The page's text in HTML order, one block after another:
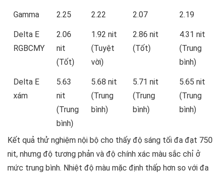
Gamma 2.25 2.22 2.07 2.19
Delta E
RGBCMY
2.06
nit
(Tốt)
1.92 nit
(Tuyệt
vời)
2.86 nit
(Tốt)
4.31 nit
(Trung
bình)
Delta E
xám
5.63
nit
(Trung
bình)
5.68 nit
(Trung
bình)
5.71 nit
(Trung
bình)
5.65 nit
(Trung
bình)
Kết quả thử nghiệm nội bộ cho thấy độ sáng tối đa đạt 750
nit, nhưng độ tương phản và độ chính xác màu sắc chỉ ở
mức trung bình. Nhiệt độ màu mặc định thấp hơn so với đa